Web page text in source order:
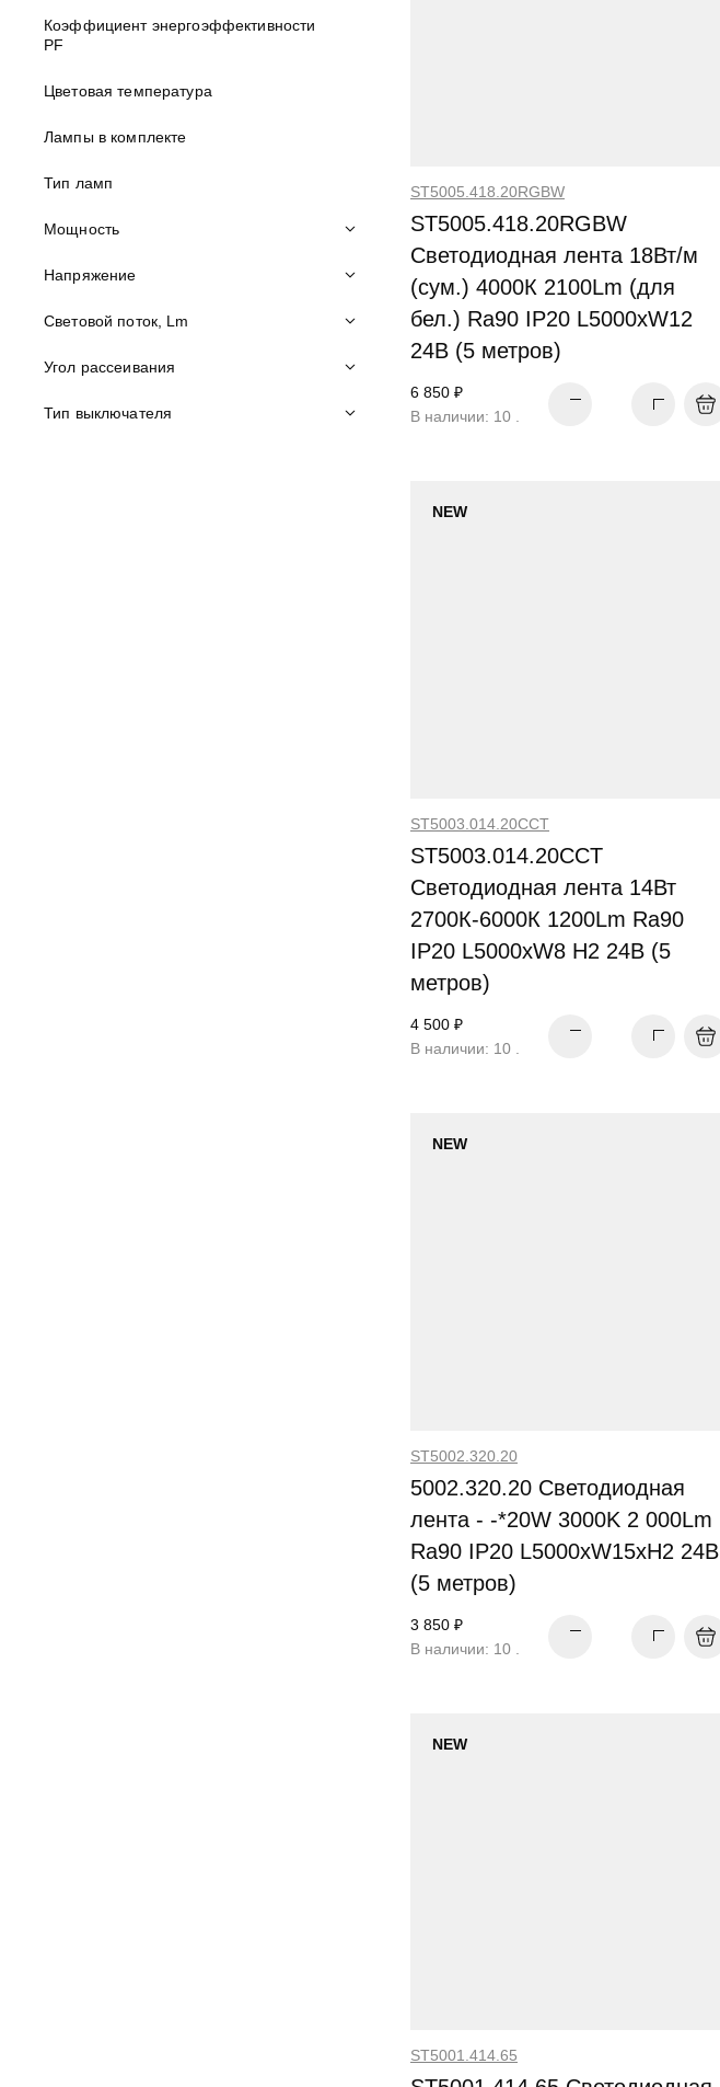
Коэффициент энергоэффективности
PF
Цветовая температура
Лампы в комплекте
Тип ламп
Мощность
Напряжение
Световой поток, Lm
Угол рассеивания
Тип выключателя
ST5005.418.20RGBW
ST5005.418.20RGBW
Светодиодная лента 18Вт/м
(сум.) 4000К 2100Lm (для
бел.) Ra90 IP20 L5000xW12
24В (5 метров)
6 850 ₽
В наличии: 10 .
NEW
ST5003.014.20CCT
ST5003.014.20CCT
Светодиодная лента 14Вт
2700К-6000К 1200Lm Ra90
IP20 L5000xW8 H2 24В (5
метров)
4 500 ₽
В наличии: 10 .
NEW
ST5002.320.20
5002.320.20 Светодиодная
лента - -*20W 3000K 2 000Lm
Ra90 IP20 L5000xW15xH2 24В
(5 метров)
3 850 ₽
В наличии: 10 .
NEW
ST5001.414.65